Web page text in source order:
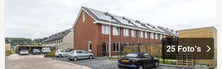
25 Foto's